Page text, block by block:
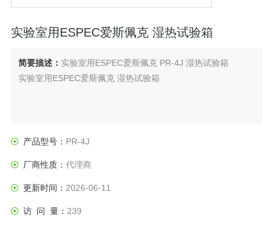
实验室用ESPEC爱斯佩克 湿热试验箱
简要描述： 实验室用ESPEC爱斯佩克 PR-4J 湿热试验箱
实验室用ESPEC爱斯佩克 湿热试验箱
产品型号： PR-4J
厂商性质： 代理商
更新时间： 2026-06-11
访 问 量： 239